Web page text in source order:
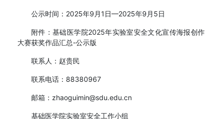
公示时间：2025年9月1日—2025年9月5日
附件：基础医学院2025年实验室安全文化宣传海报创作
大赛获奖作品汇总-公示版
联系人：赵贵民
联系电话：88380967
邮箱：zhaoguimin@sdu.edu.cn
基础医学院实验室安全工作小组